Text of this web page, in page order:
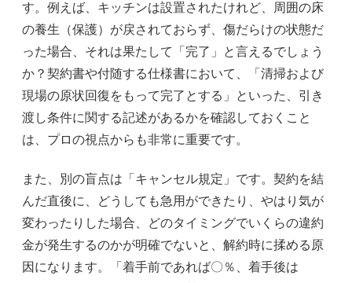
す。例えば、キッチンは設置されたけれど、周囲の床
の養生（保護）が戻されておらず、傷だらけの状態だ
った場合、それは果たして「完了」と言えるでしょう
か？契約書や付随する仕様書において、「清掃および
現場の原状回復をもって完了とする」といった、引き
渡し条件に関する記述があるかを確認しておくこと
は、プロの視点からも非常に重要です。
また、別の盲点は「キャンセル規定」です。契約を結
んだ直後に、どうしても急用ができたり、やはり気が
変わったりした場合、どのタイミングでいくらの違約
金が発生するのかが明確でないと、解約時に揉める原
因になります。「着手前であれば〇％、着手後は